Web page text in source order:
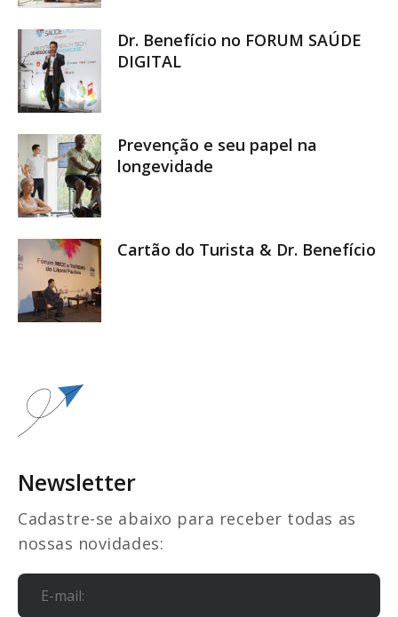
Dr. Benefício no FORUM SAÚDE
DIGITAL
Prevenção e seu papel na
longevidade
Cartão do Turista & Dr. Benefício
Newsletter
Cadastre-se abaixo para receber todas as
nossas novidades: